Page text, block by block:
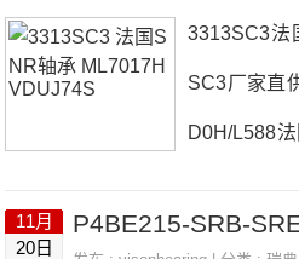
4BE215-SRB-SRE热销品牌推荐
3SC33313SC3价格,3313SC3采
3313SC3法
SC3厂家直
D0H/L588
3313SC3价
11月
20日